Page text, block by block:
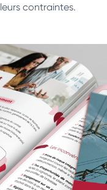
leurs contraintes.